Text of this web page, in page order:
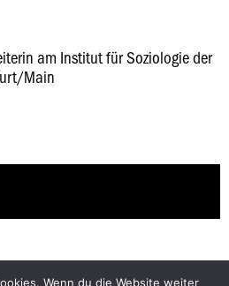
am Institut für Soziologie der
Main
Wenn du die Website weiter